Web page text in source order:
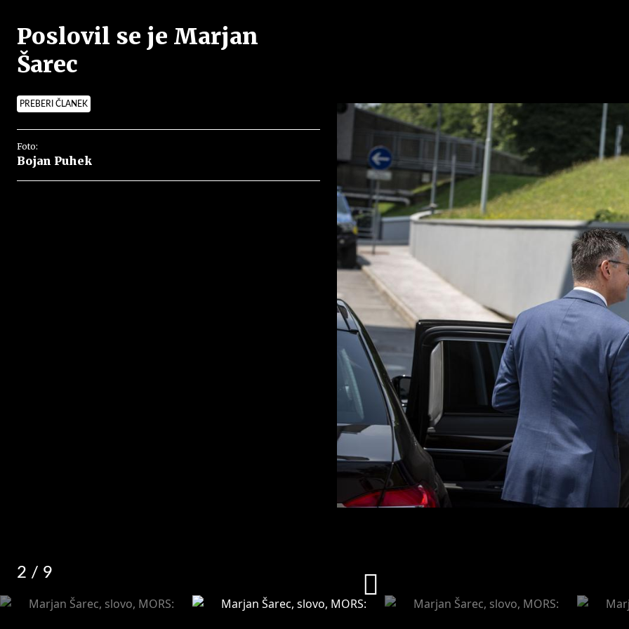
Poslovil se je Marjan
Šarec
PREBERI ČLANEK
Foto:
Bojan Puhek Bojan Puhek
2 / 9